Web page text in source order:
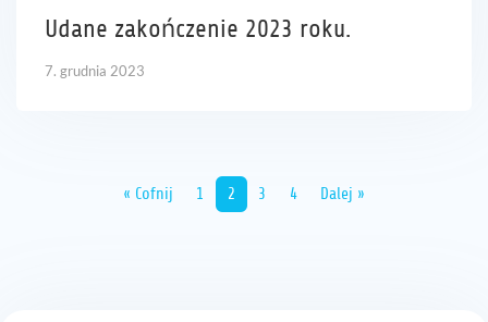
Udane zakończenie 2023 roku.
7. grudnia 2023
« Cofnij 1 2 3 4 Dalej »